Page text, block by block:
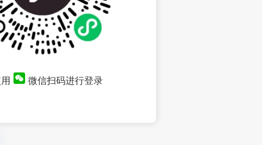
微信扫码进行登录